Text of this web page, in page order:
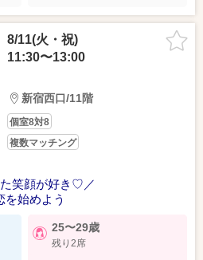
8/11(火・祝)
11:30〜13:00
新宿西口/11階
個室8対8
複数マッチング
笑顔が好き♡／
を始めよう
25〜29歳
残り2席